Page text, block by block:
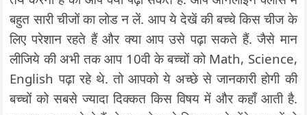
बहुत सारी चीजों का लोड न लें. आप ये देखें की बच्चे किस चीज के
लिए परेशान रहते हैं और क्या आप उसे पढ़ा सकते हैं. जैसे मान
लीजिये की अभी तक आप 10वी के बच्चों को Math, Science,
English पढ़ा रहे थे. तो आपको ये अच्छे से जानकारी होगी की
बच्चों को सबसे ज्यादा दिक्कत किस विषय में और कहाँ आती है.